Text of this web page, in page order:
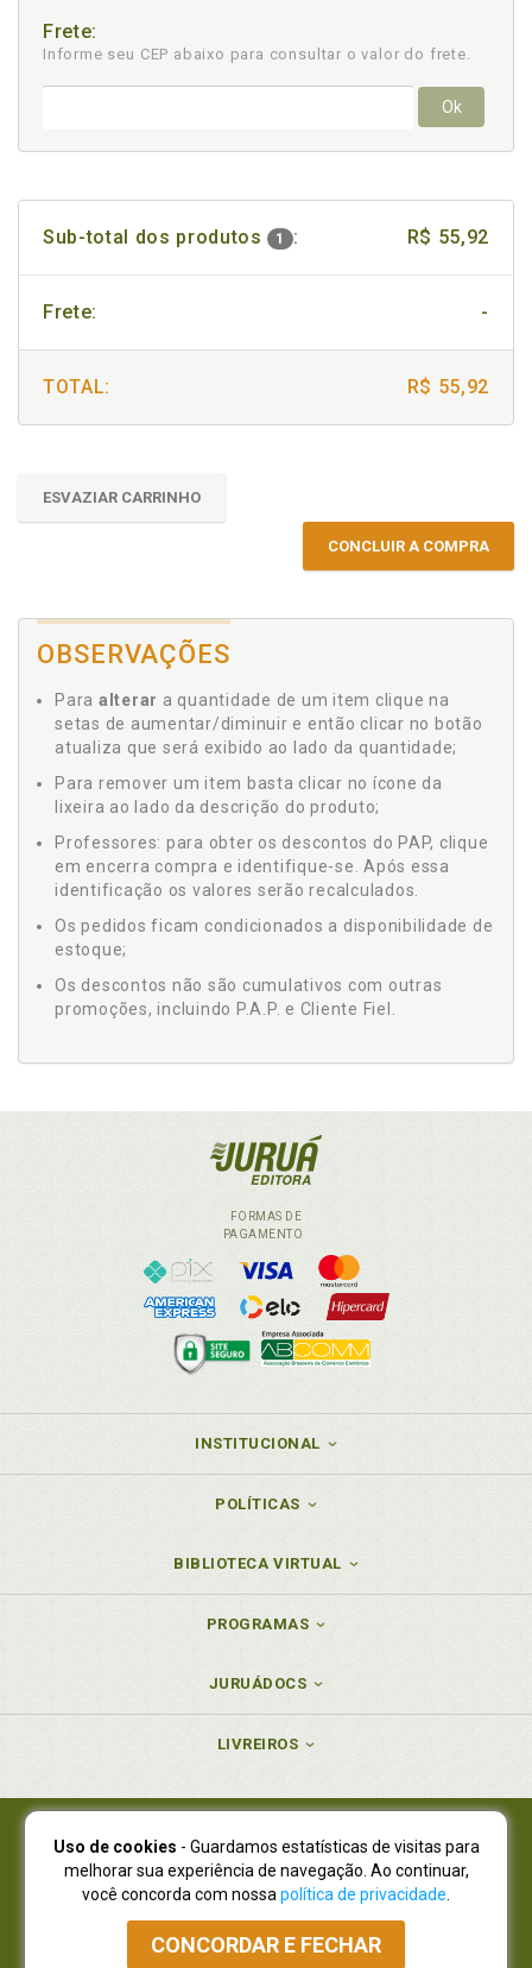
Frete:
Informe seu CEP abaixo para consultar o valor do frete.
Ok
Sub-total dos produtos 1 : R$ 55,92
Frete: -
TOTAL: R$ 55,92
ESVAZIAR CARRINHO
CONCLUIR A COMPRA
OBSERVAÇÕES
Para alterar a quantidade de um item clique na
setas de aumentar/diminuir e então clicar no botão
atualiza que será exibido ao lado da quantidade;
Para remover um item basta clicar no ícone da
lixeira ao lado da descrição do produto;
Professores: para obter os descontos do PAP, clique
em encerra compra e identifique-se. Após essa
identificação os valores serão recalculados.
Os pedidos ficam condicionados a disponibilidade de
estoque;
Os descontos não são cumulativos com outras
promoções, incluindo P.A.P. e Cliente Fiel.
FORMAS DE
PAGAMENTO
INSTITUCIONAL
POLÍTICAS
BIBLIOTECA VIRTUAL
PROGRAMAS
JURUÁDOCS
LIVREIROS
Juruá Editora Ltda., CNPJ 77.535.508/0001-19
Juruá Informática Ltda., CNPJ 01.701.561/0001-80
NOVO ENDEREÇO:R. Flávio Dallegrave, 7665, São Lourenço |
Curitiba - Paraná - CEP 82210-310
Atendimento: (41) 4009-3900|Vendas Atacado: (41) 4009-3939
Uso de cookies - Guardamos estatísticas de visitas para
melhorar sua experiência de navegação. Ao continuar,
você concorda com nossa política de privacidade
CONCORDAR E FECHAR